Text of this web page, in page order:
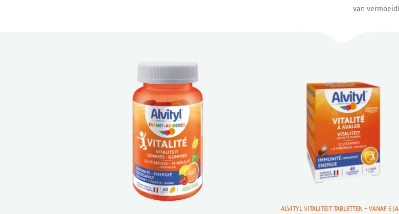
van
ALVITYL VITALITEIT TABLETTEN – VANAF 6